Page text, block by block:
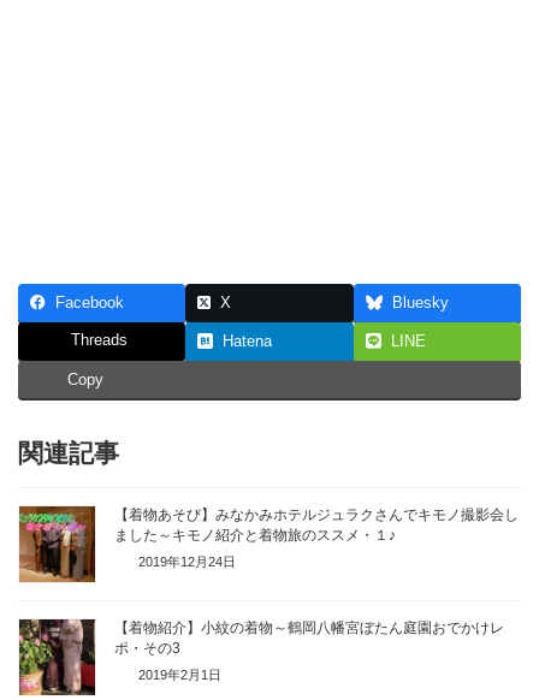
Facebook X Bluesky
Threads Hatena LINE
Copy
関連記事
【着物あそび】みなかみホテルジュラクさんでキモノ撮影会し
ました～キモノ紹介と着物旅のススメ・１♪
2019年12月24日
【着物紹介】小紋の着物～鶴岡八幡宮ぼたん庭園おでかけレ
ポ・その3
2019年2月1日